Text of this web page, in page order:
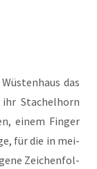
das
Sta­chel­horn
einem Fin­ger
für die in mei­
Zei­chen­fol­